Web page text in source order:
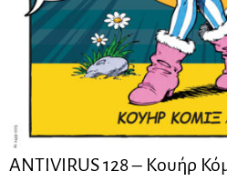
ANTIVIRUS 128 – Kουήρ